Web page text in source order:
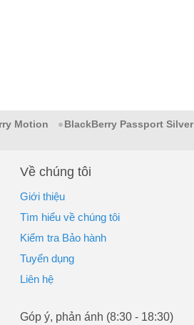
Motion BlackBerry Passport Silver
Về chúng tôi
Giới thiệu
Tìm hiểu về chúng tôi
Kiểm tra Bảo hành
Tuyển dụng
Liên hệ
Góp ý, phản ánh (8:30 - 18:30)